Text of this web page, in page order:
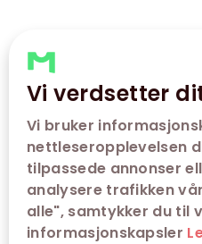
Vi verdsetter
Vi bruker
nettleseropplevelsen
tilpassede annonser
analysere trafikken
alle", samtykker du til
informasjonskapsler